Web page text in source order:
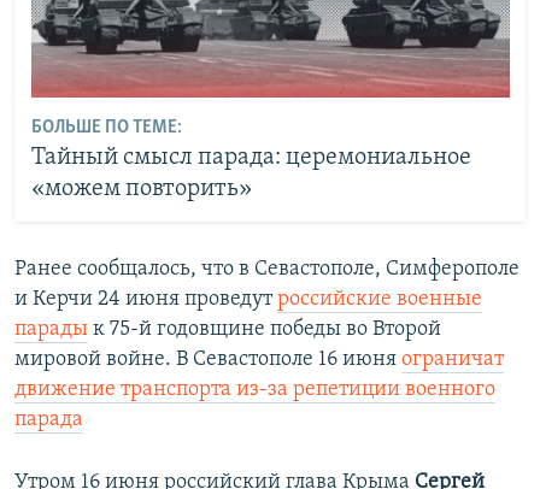
БОЛЬШЕ ПО ТЕМЕ:
Тайный смысл парада: церемониальное
«можем повторить»
Ранее сообщалось, что в Севастополе, Симферополе
и Керчи 24 июня проведутроссийские военные
парады к 75-й годовщине победы во Второй
мировой войне. В Севастополе 16 июня ограничат
движение транспорта из-за репетиции военного
парада
Утром 16 июня российский глава Крыма Сергей